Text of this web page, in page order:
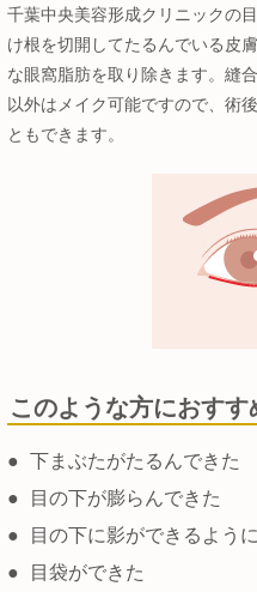
千葉中央美容形成クリニックの
け根を切開してたるんでいる皮
な眼窩脂肪を取り除きます。縫
以外はメイク可能ですので、術
ともできます。
このような方におすす
● 下まぶたがたるんできた
●
目の下が膨らんできた
●
目の下に影ができるよう
●
目袋ができた